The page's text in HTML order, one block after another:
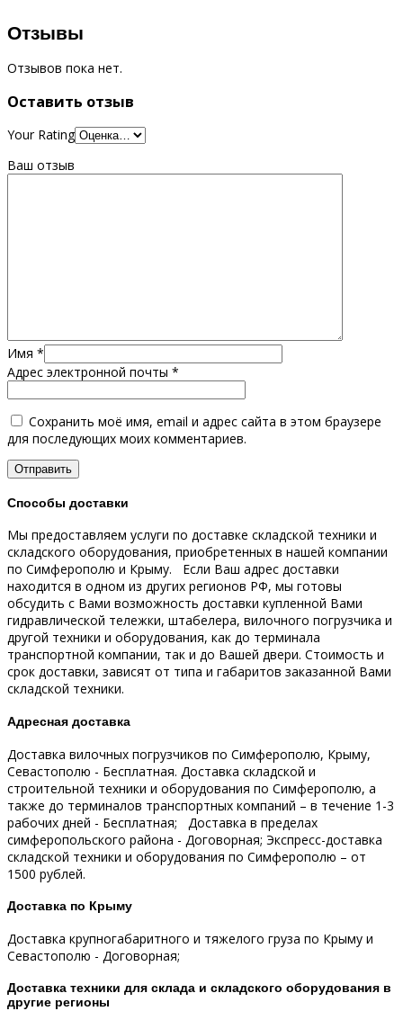
Отзывы
Отзывов пока нет.
Оставить отзыв
Your Rating
Ваш отзыв
Имя *
Адрес электронной почты *
Сохранить моё имя, email и адрес сайта в этом браузере
для последующих моих комментариев.
Способы доставки
Мы предоставляем услуги по доставке складской техники и
складского оборудования, приобретенных в нашей компании
по Симферополю и Крыму.
Если Ваш адрес доставки
находится в одном из других регионов РФ, мы готовы
обсудить с Вами возможность доставки купленной Вами
гидравлической тележки, штабелера, вилочного погрузчика и
другой техники и оборудования, как до терминала
транспортной компании, так и до Вашей двери. Стоимость и
срок доставки, зависят от типа и габаритов заказанной Вами
складской техники.
Адресная доставка
Доставка вилочных погрузчиков по Симферополю, Крыму,
Севастополю - Бесплатная. Доставка складской и
строительной техники и оборудования по Симферополю, а
также до терминалов транспортных компаний – в течение 1-3
рабочих дней - Бесплатная; Доставка в пределах
симферопольского района - Договорная; Экспресс-доставка
складской техники и оборудования по Симферополю – от
1500 рублей.
Доставка по Крыму
Доставка крупногабаритного и тяжелого груза по Крыму и
Севастополю - Договорная;
Доставка техники для склада и складского оборудования в
другие регионы